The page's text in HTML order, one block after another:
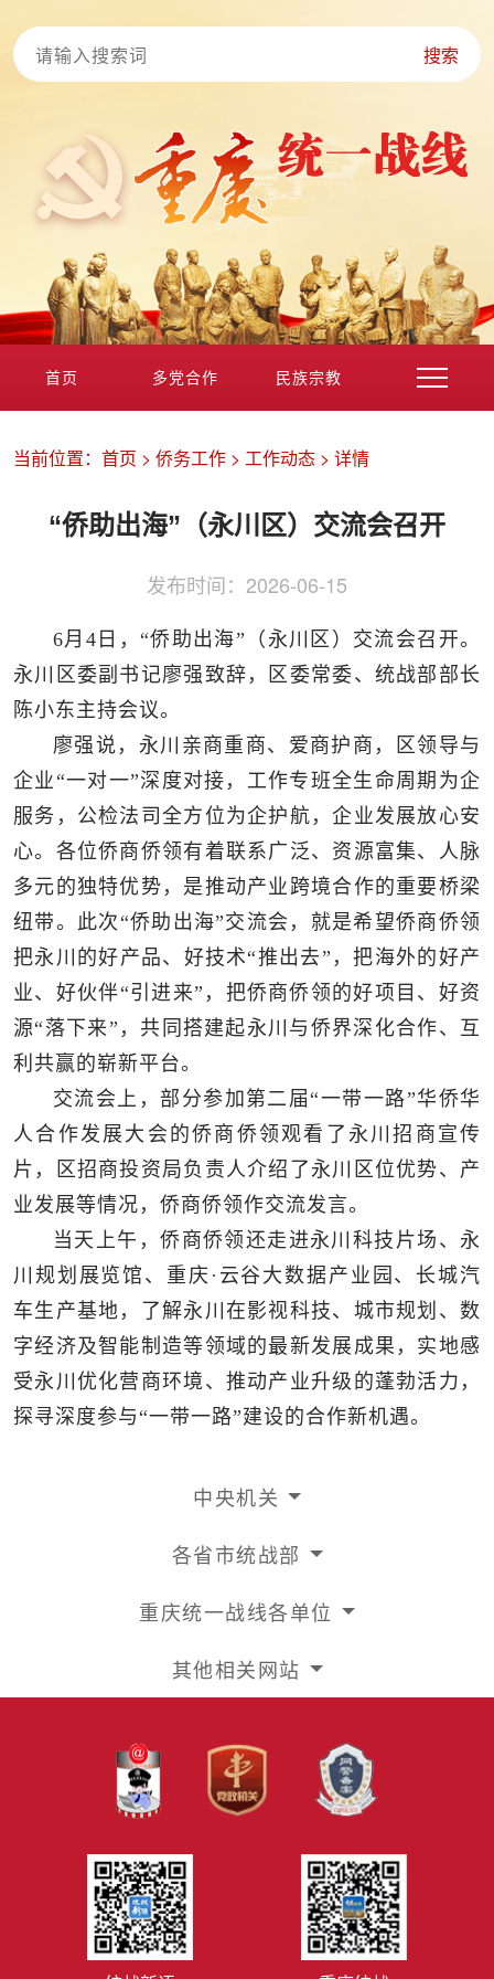
搜索
首页 多党合作 民族宗教
侨务工作 区县动态 统战历史文化
当前位置： 首页 > 侨务工作 > 工作动态 > 详情
“侨助出海”（永川区）交流会召开
发布时间： 2026-06-15
6月4日，“侨助出海”（永川区）交流会召开。
永川区委副书记廖强致辞，区委常委、统战部部长
陈小东主持会议。
廖强说，永川亲商重商、爱商护商，区领导与
企业“一对一”深度对接，工作专班全生命周期为企
服务，公检法司全方位为企护航，企业发展放心安
心。各位侨商侨领有着联系广泛、资源富集、人脉
多元的独特优势，是推动产业跨境合作的重要桥梁
纽带。此次“侨助出海”交流会，就是希望侨商侨领
把永川的好产品、好技术“推出去”，把海外的好产
业、好伙伴“引进来”，把侨商侨领的好项目、好资
源“落下来”，共同搭建起永川与侨界深化合作、互
利共赢的崭新平台。
交流会上，部分参加第二届“一带一路”华侨华
人合作发展大会的侨商侨领观看了永川招商宣传
片，区招商投资局负责人介绍了永川区位优势、产
业发展等情况，侨商侨领作交流发言。
当天上午，侨商侨领还走进永川科技片场、永
川规划展览馆、重庆·云谷大数据产业园、长城汽
车生产基地，了解永川在影视科技、城市规划、数
字经济及智能制造等领域的最新发展成果，实地感
受永川优化营商环境、推动产业升级的蓬勃活力，
探寻深度参与“一带一路”建设的合作新机遇。
中央机关
各省市统战部
重庆统一战线各单位
其他相关网站